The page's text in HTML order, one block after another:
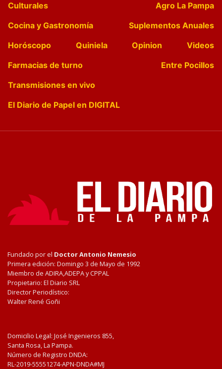
Culturales
Agro La Pampa
Cocina y Gastronomía
Suplementos Anuales
Horóscopo
Quiniela Opinion
Videos
Farmacias de turno
Entre Pocillos
Transmisiones en vivo
El Diario de Papel en DIGITAL
Fundado por el Doctor Antonio Nemesio
Primera edición: Domingo 3 de Mayo de 1992
Miembro de ADIRA,ADEPA y CPPAL
Propietario: El Diario SRL
Director Periodístico:
Walter René Goñi
Domicilio Legal: José Ingenieros 855,
Santa Rosa, La Pampa.
Número de Registro DNDA:
RL-2019-55551274-APN-DNDA#MJ